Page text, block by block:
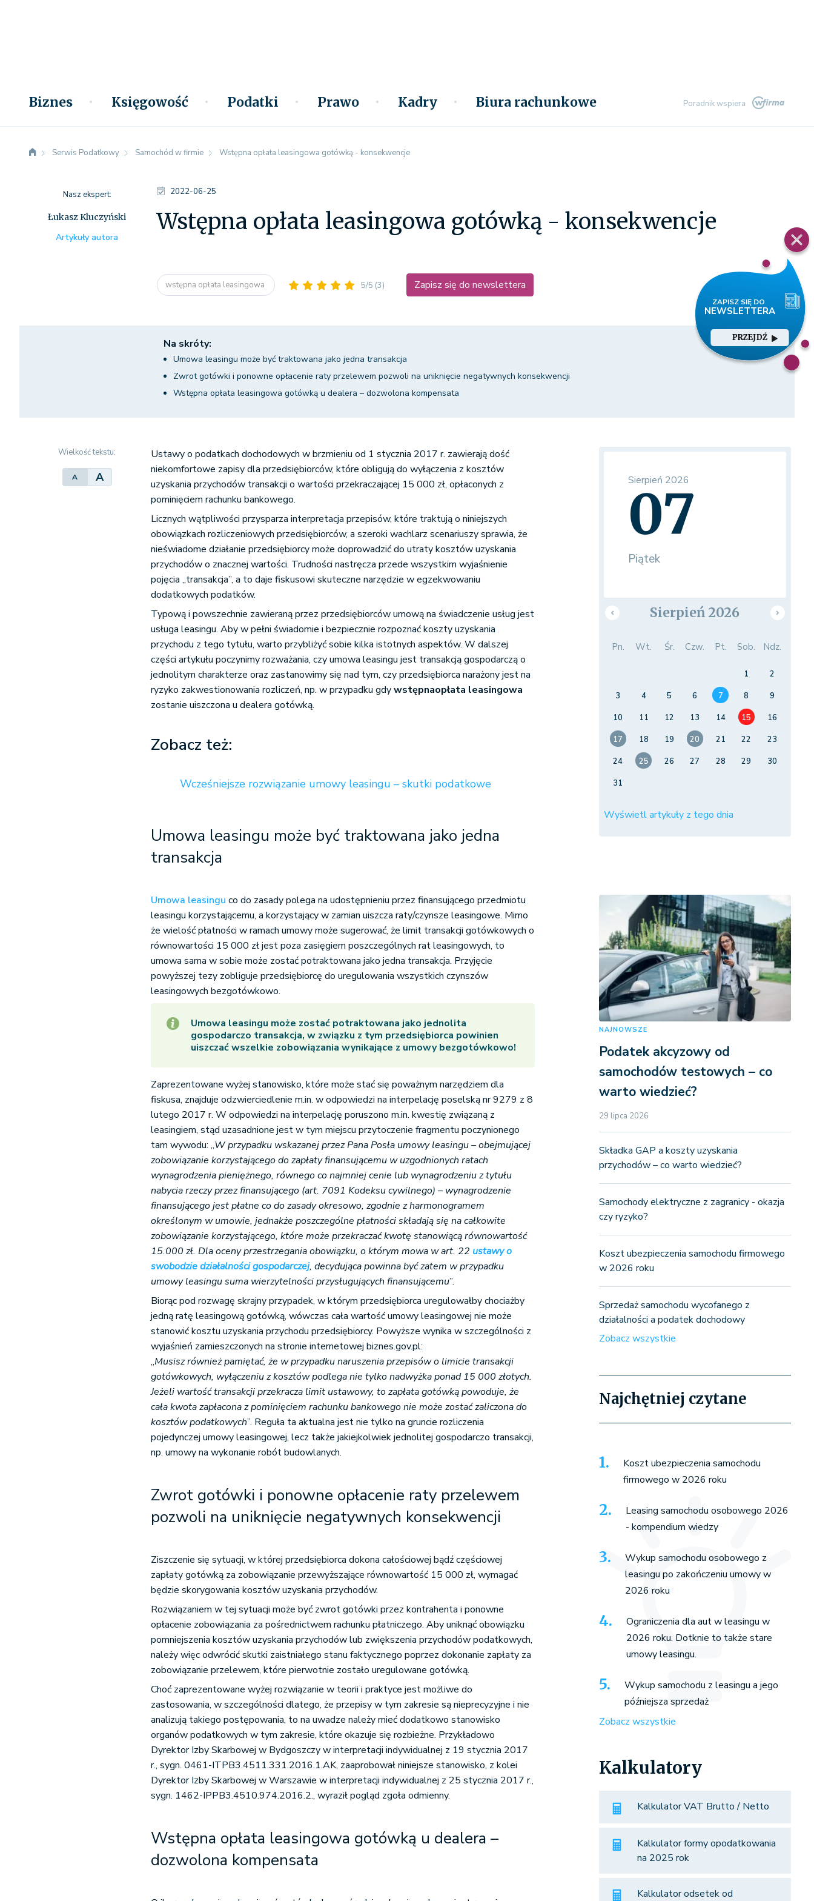
Biznes Księgowość Podatki Prawo Kadry Biura rachunkowe Poradnik wspiera
PRZEJDŹ
Serwis Podatkowy Samochód w firmie Wstępna opłata leasingowa gotówką - konsekwencje
2022-06-25
Wstępna opłata leasingowa gotówką - konsekwencje
wstępna opłata leasingowa 5/5 (3) Zapisz się do newslettera
Nasz ekspert:
Łukasz Kluczyński
Artykuły autora
Na skróty:
Umowa leasingu może być traktowana jako jedna transakcja
Zwrot gotówki i ponowne opłacenie raty przelewem pozwoli na uniknięcie negatywnych konsekwencji
Wstępna opłata leasingowa gotówką u dealera – dozwolona kompensata
Wielkość tekstu:
A A
Ustawy o podatkach dochodowych w brzmieniu od 1 stycznia 2017 r. zawierają dość
niekomfortowe zapisy dla przedsiębiorców, które obligują do wyłączenia z kosztów
uzyskania przychodów transakcji o wartości przekraczającej 15 000 zł, opłaconych z
pominięciem rachunku bankowego.
Licznych wątpliwości przysparza interpretacja przepisów, które traktują o niniejszych
obowiązkach rozliczeniowych przedsiębiorców, a szeroki wachlarz scenariuszy sprawia, że
nieświadome działanie przedsiębiorcy może doprowadzić do utraty kosztów uzyskania
przychodów o znacznej wartości. Trudności nastręcza przede wszystkim wyjaśnienie
pojęcia „transakcja”, a to daje fiskusowi skuteczne narzędzie w egzekwowaniu
dodatkowych podatków.
Typową i powszechnie zawieraną przez przedsiębiorców umową na świadczenie usług jest
usługa leasingu. Aby w pełni świadomie i bezpiecznie rozpoznać koszty uzyskania
przychodu z tego tytułu, warto przybliżyć sobie kilka istotnych aspektów. W dalszej
części artykułu poczynimy rozważania, czy umowa leasingu jest transakcją gospodarczą o
jednolitym charakterze oraz zastanowimy się nad tym, czy przedsiębiorca narażony jest na
ryzyko zakwestionowania rozliczeń, np. w przypadku gdywstępnaopłata leasingowa
zostanie uiszczona u dealera gotówką.
Zobacz też:
Wcześniejsze rozwiązanie umowy leasingu – skutki podatkowe
Umowa leasingu może być traktowana jako jedna
transakcja
Umowa leasingu co do zasady polega na udostępnieniu przez finansującego przedmiotu
leasingu korzystającemu, a korzystający w zamian uiszcza raty/czynsze leasingowe. Mimo
że wielość płatności w ramach umowy może sugerować, że limit transakcji gotówkowych o
równowartości 15 000 zł jest poza zasięgiem poszczególnych rat leasingowych, to
umowa sama w sobie może zostać potraktowana jako jedna transakcja. Przyjęcie
powyższej tezy zobliguje przedsiębiorcę do uregulowania wszystkich czynszów
leasingowych bezgotówkowo.
Umowa leasingu może zostać potraktowana jako jednolita
gospodarczo transakcja, w związku z tym przedsiębiorca powinien
uiszczać wszelkie zobowiązania wynikające z umowy bezgotówkowo!
Zaprezentowane wyżej stanowisko, które może stać się poważnym narzędziem dla
fiskusa, znajduje odzwierciedlenie m.in. w odpowiedzi na interpelację poselską nr 9279 z 8
lutego 2017 r. W odpowiedzi na interpelację poruszono m.in. kwestię związaną z
leasingiem, stąd uzasadnione jest w tym miejscu przytoczenie fragmentu poczynionego
tam wywodu: „W przypadku wskazanej przez Pana Posła umowy leasingu – obejmującej
zobowiązanie korzystającego do zapłaty finansującemu w uzgodnionych ratach
wynagrodzenia pieniężnego, równego co najmniej cenie lub wynagrodzeniu z tytułu
nabycia rzeczy przez finansującego (art. 7091 Kodeksu cywilnego) – wynagrodzenie
finansującego jest płatne co do zasady okresowo, zgodnie z harmonogramem
określonym w umowie, jednakże poszczególne płatności składają się na całkowite
zobowiązanie korzystającego, które może przekraczać kwotę stanowiącą równowartość
15.000 zł. Dla oceny przestrzegania obowiązku, o którym mowa w art. 22 ustawy o
swobodzie działalności gospodarczej, decydująca powinna być zatem w przypadku
umowy leasingu suma wierzytelności przysługujących finansującemu”.
Biorąc pod rozwagę skrajny przypadek, w którym przedsiębiorca uregulowałby chociażby
jedną ratę leasingową gotówką, wówczas cała wartość umowy leasingowej nie może
stanowić kosztu uzyskania przychodu przedsiębiorcy. Powyższe wynika w szczególności z
wyjaśnień zamieszczonych na stronie internetowej biznes.gov.pl:
„Musisz również pamiętać, że w przypadku naruszenia przepisów o limicie transakcji
gotówkowych, wyłączeniu z kosztów podlega nie tylko nadwyżka ponad 15 000 złotych.
Jeżeli wartość transakcji przekracza limit ustawowy, to zapłata gotówką powoduje, że
cała kwota zapłacona z pominięciem rachunku bankowego nie może zostać zaliczona do
kosztów podatkowych”. Reguła ta aktualna jest nie tylko na gruncie rozliczenia
pojedynczej umowy leasingowej, lecz także jakiejkolwiek jednolitej gospodarczo transakcji,
np. umowy na wykonanie robót budowlanych.
Zwrot gotówki i ponowne opłacenie raty przelewem
pozwoli na uniknięcie negatywnych konsekwencji
Ziszczenie się sytuacji, w której przedsiębiorca dokona całościowej bądź częściowej
zapłaty gotówką za zobowiązanie przewyższające równowartość 15 000 zł, wymagać
będzie skorygowania kosztów uzyskania przychodów.
Rozwiązaniem w tej sytuacji może być zwrot gotówki przez kontrahenta i ponowne
opłacenie zobowiązania za pośrednictwem rachunku płatniczego. Aby uniknąć obowiązku
pomniejszenia kosztów uzyskania przychodów lub zwiększenia przychodów podatkowych,
należy więc odwrócić skutki zaistniałego stanu faktycznego poprzez dokonanie zapłaty za
zobowiązanie przelewem, które pierwotnie zostało uregulowane gotówką.
Choć zaprezentowane wyżej rozwiązanie w teorii i praktyce jest możliwe do
zastosowania, w szczególności dlatego, że przepisy w tym zakresie są nieprecyzyjne i nie
analizują takiego postępowania, to na uwadze należy mieć dodatkowo stanowisko
organów podatkowych w tym zakresie, które okazuje się rozbieżne. Przykładowo
Dyrektor Izby Skarbowej w Bydgoszczy w interpretacji indywidualnej z 19 stycznia 2017
r., sygn. 0461-ITPB3.4511.331.2016.1.AK, zaaprobował niniejsze stanowisko, z kolei
Dyrektor Izby Skarbowej w Warszawie w interpretacji indywidualnej z 25 stycznia 2017 r.,
sygn. 1462-IPPB3.4510.974.2016.2., wyraził pogląd zgoła odmienny.
Wstępna opłata leasingowa gotówką u dealera –
dozwolona kompensata
Sierpień 2026
07
Piątek
Sierpień 2026
Pn. Wt. Śr. Czw. Pt. Sob. Ndz.
1
2
3
4 5 6 7 8
9
10
11 12 13 14 15
16
17
18 19 20 21 22
23
24
25 26 27 28 29
30
31
Wyświetl artykuły z tego dnia
NAJNOWSZE
Podatek akcyzowy od
samochodów testowych – co
warto wiedzieć?
29 lipca 2026
Składka GAP a koszty uzyskania
przychodów – co warto wiedzieć?
Samochody elektryczne z zagranicy - okazja
czy ryzyko?
Koszt ubezpieczenia samochodu firmowego
w 2026 roku
Sprzedaż samochodu wycofanego z
działalności a podatek dochodowy
Zobacz wszystkie
Najchętniej czytane
Koszt ubezpieczenia samochodu
firmowego w 2026 roku
Leasing samochodu osobowego 2026
- kompendium wiedzy
Wykup samochodu osobowego z
leasingu po zakończeniu umowy w
2026 roku
Ograniczenia dla aut w leasingu w
2026 roku. Dotknie to także stare
umowy leasingu.
Wykup samochodu z leasingu a jego
późniejsza sprzedaż
Zobacz wszystkie
Kalkulatory
Kalkulator VAT Brutto / Netto
Kalkulator formy opodatkowania
na 2025 rok
Kalkulator odsetek od